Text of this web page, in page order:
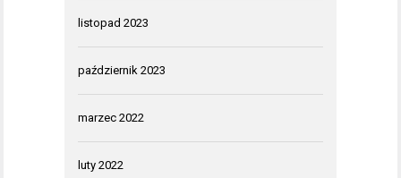
listopad 2023
październik 2023
marzec 2022
luty 2022